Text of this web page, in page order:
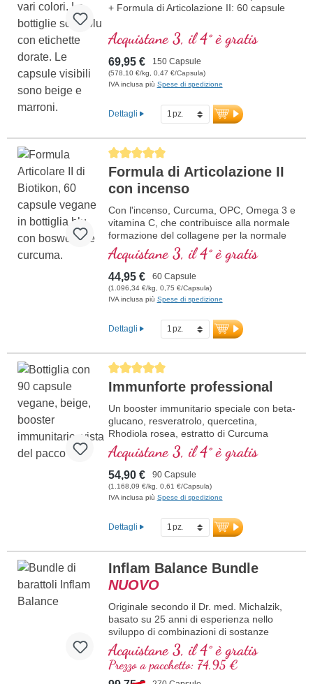
+ Formula di Articolazione II: 60 capsule
Acquistane 3, il 4° è gratis
69,95 € 150 Capsule
(578,10 €/kg, 0,47 €/Capsula)
IVA inclusa più Spese di spedizione
Dettagli
Average rating of 5 out of 5 stars
Formula di Articolazione II
con incenso
Con l'incenso, Curcuma, OPC, Omega 3 e
vitamina C, che contribuisce alla normale
formazione del collagene per la normale
funzione della cartilaginea. Per la cura
specifica delle strutture articolari
cartilaginea.
Acquistane 3, il 4° è gratis
44,95 € 60 Capsule
(1.096,34 €/kg, 0,75 €/Capsula)
IVA inclusa più Spese di spedizione
Dettagli
Average rating of 5 out of 5 stars
Immunforte professional
Un booster immunitario speciale con beta-
glucano, resveratrolo, quercetina,
Rhodiola rosea, estratto di Curcuma
longa, EGCG ed estratto di piperina.
Vitamina D3, vitamina C, selenio e zinco
supportano un sistema immunitario sano.
Acquistane 3, il 4° è gratis
54,90 € 90 Capsule
(1.168,09 €/kg, 0,61 €/Capsula)
IVA inclusa più Spese di spedizione
Dettagli
Inflam Balance Bundle
NUOVO
Originale secondo il Dr. med. Michalzik,
basato su 25 anni di esperienza nello
sviluppo di combinazioni di sostanze
naturali di alta qualità. Combinazione di
tre estratti vegetali ad altissima purezza:
estratto di tè verde con il 98% di polifenoli
e il 50% di EGCG, estratto di Curcuma
Acquistane 3, il 4° è gratis
Prezzo a pacchetto: 74,95 €